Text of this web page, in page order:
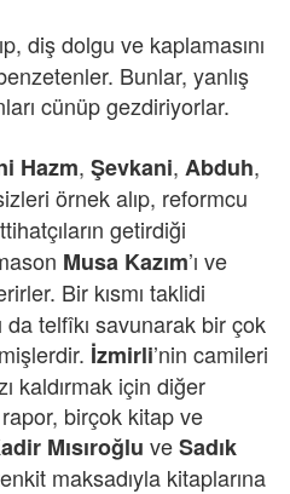
diş dolgu ve kaplamasını
Bunlar, yanlış
cünüp gezdiriyorlar.
Hazm, Şevkani, Abduh,
örnek alıp, reformcu
getirdiği
Musa Kazım’ı ve
Bir kısmı taklidi
da telfîkı savunarak bir çok
İzmirli’nin camileri
kaldırmak için diğer
rapor, birçok kitap ve
Mısıroğlu veSadık
maksadıyla kitaplarına